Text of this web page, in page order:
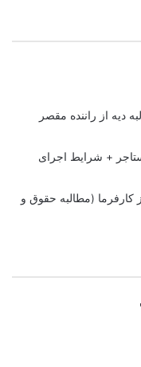
دیه از راننده مقصر
+ شرایط اجرای
کارفرما (مطالبه حقوق و